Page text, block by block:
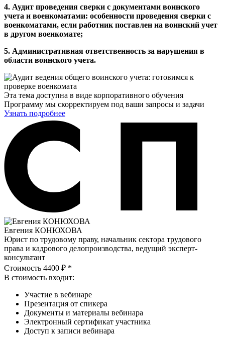
4. Аудит проведения сверки с документами воинского
учета и военкоматами: особенности проведения сверки с
военкоматами, если работник поставлен на воинский учет
в другом военкомате;
5. Административная ответственность за нарушения в
области воинского учета.
Эта тема доступна в виде корпоративного обучения
Программу мы скорректируем под ваши запросы и задачи
Узнать подробнее
Евгения КОНЮХОВА
Юрист по трудовому праву, начальник сектора трудового
права и кадрового делопроизводства, ведущий эксперт-
консультант
Стоимость 4400 ₽ *
В стоимость входит:
Участие в вебинаре
Презентация от спикера
Документы и материалы вебинара
Электронный сертификат участника
Доступ к записи вебинара